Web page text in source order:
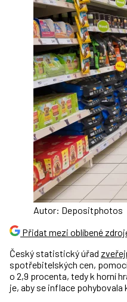
Autor: Depositphotos
Přidat mezi oblíbené
Český statistický úřad
spotřebitelských cen,
o 2,9 procenta, tedy k horní
je, aby se inflace